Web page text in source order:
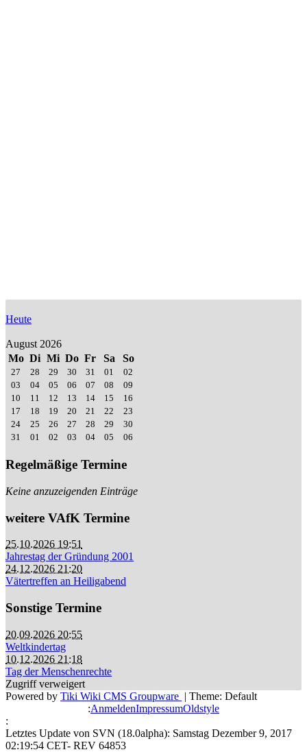
Heute
August 2026
Mo Di Mi Do Fr Sa So
27 28 29 30 31 01
02
03
04 05 06 07 08
09
10
11 12 13 14 15
16
17
18 19 20 21 22
23
24
25 26 27 28 29
30
31
01 02 03 04 05 06
Regelmäßige Termine
Keine anzuzeigenden Einträge
weitere VAfK Termine
25.10.2026 19:51
Jahrestag der Gründung 2001
24.12.2026 21:20
Vätertreffen an Heiligabend
Sonstige Termine
20.09.2026 20:55
Weltkindertag
10.12.2026 21:18
Tag der Menschenrechte
Zugriff verweigert
Powered by Tiki Wiki CMS Groupware | Theme: Default
:AnmeldenImpressumOldstyle
:
Letztes Update von SVN (18.0alpha): Samstag Dezember 9, 2017
02:19:54 CET- REV 64853